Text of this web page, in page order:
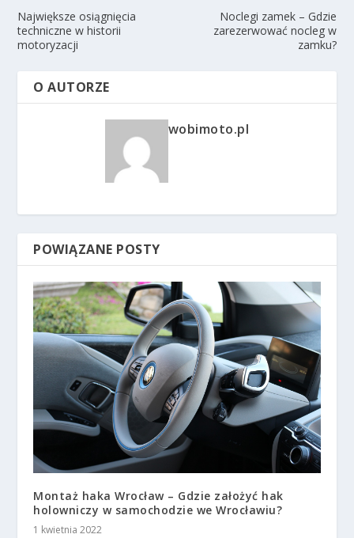
Największe osiągnięcia
techniczne w historii
motoryzacji
Noclegi zamek – Gdzie
zarezerwować nocleg w
zamku?
O AUTORZE
wobimoto.pl
POWIĄZANE POSTY
Montaż haka Wrocław – Gdzie założyć hak
holowniczy w samochodzie we Wrocławiu?
1 kwietnia 2022